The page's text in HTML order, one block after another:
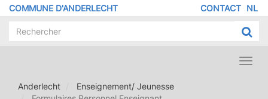
Aller
contenu
COMMUNE D'ANDERLECHT NL
DE
CONTACT
Anderlecht
Enseignement/ Jeunesse